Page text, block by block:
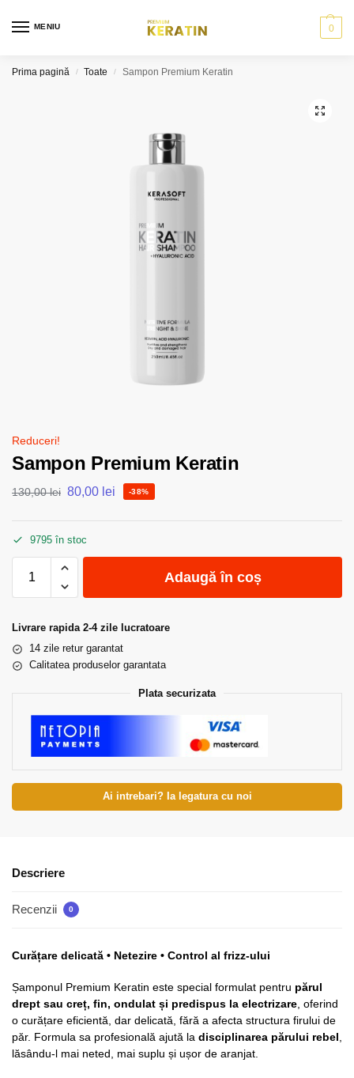
MENIU 0
Prima pagină / Toate / Sampon Premium Keratin
Reduceri!
Sampon Premium Keratin
130,00lei 80,00 lei -38%
9795 în stoc
Adaugă în coș
Livrare rapida 2-4 zile lucratoare
14 zile retur garantat
Calitatea produselor garantata
Plata securizata
Ai intrebari? Ia legatura cu noi
Descriere
Recenzii 0
Curățare delicată • Netezire • Control al frizz-ului
Șamponul Premium Keratin este special formulat pentru părul
drept sau creț, fin, ondulat și predispus la electrizare, oferind
o curățare eficientă, dar delicată, fără a afecta structura firului de
păr. Formula sa profesională ajută la disciplinarea părului rebel,
lăsându-l mai neted, mai suplu și ușor de aranjat.